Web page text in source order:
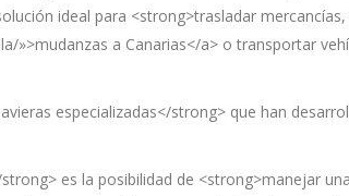
ideal para <strong>trasladar mercancías,
a Canarias</a> o transportar
especializadas</strong> que han
es la posibilidad de <strong>manejar